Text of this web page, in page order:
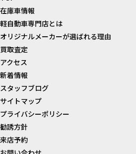
在庫車情報
軽自動車専門店とは
オリジナルメーカーが選ばれる理由
買取査定
アクセス
新着情報
スタッフブログ
サイトマップ
プライバシーポリシー
勧誘方針
来店予約